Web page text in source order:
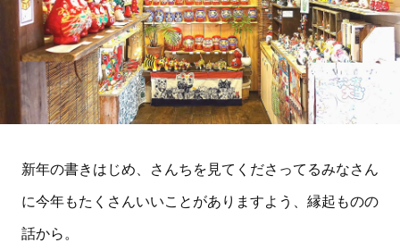
新年の書きはじめ、さんちを見てくださってるみなさん
に今年もたくさんいいことがありますよう、縁起ものの
話から。